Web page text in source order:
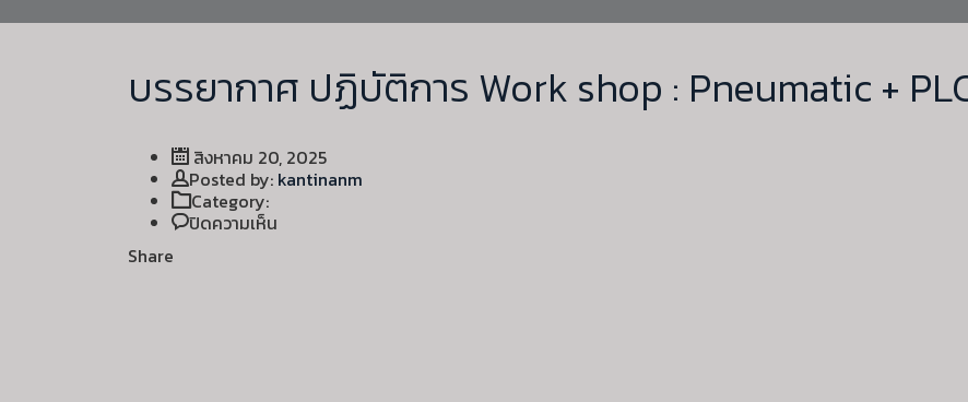
บรรยากาศ ปฏิบัติการ Work shop : Pneumatic +
สิงหาคม 20, 2025
Posted by: Author
kantinanm
Category:
ปิดความเห็น
Share